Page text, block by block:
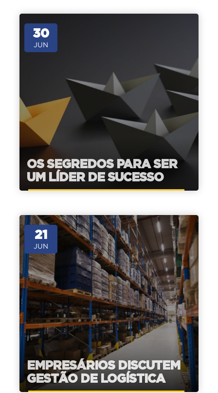
30
JUN
OS SEGREDOS PARA SER
UM LÍDER DE SUCESSO
21
JUN
EMPRESÁRIOS DISCUTEM
GESTÃO DE LOGÍSTICA